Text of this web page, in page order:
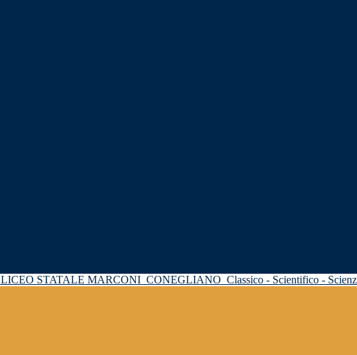
LICEO STATALE MARCONI CONEGLIANO Classico - Scientifico -